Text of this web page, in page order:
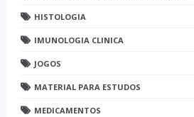
HISTOLOGIA
IMUNOLOGIA CLINICA
JOGOS
MATERIAL PARA ESTUDOS
MEDICAMENTOS